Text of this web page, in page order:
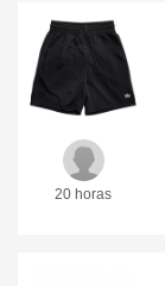
20 horas